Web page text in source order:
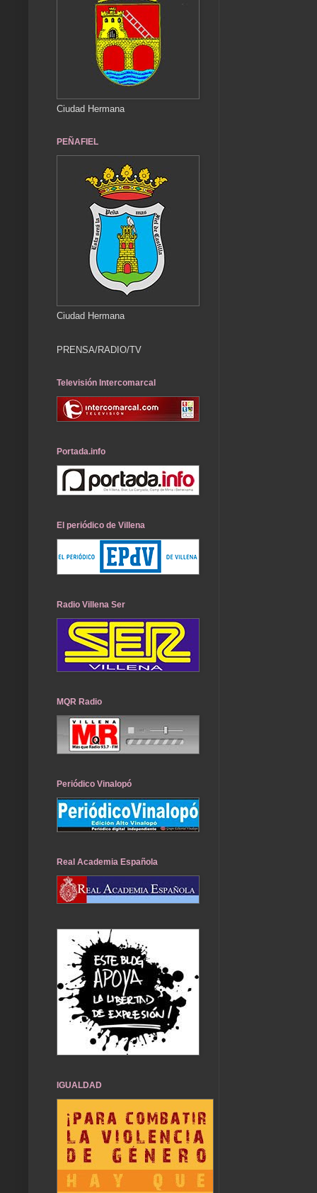
Ciudad Hermana
PEÑAFIEL
Ciudad Hermana
PRENSA/RADIO/TV
Televisión Intercomarcal
Portada.info
El periódico de Villena
Radio Villena Ser
MQR Radio
Periódico Vinalopó
Real Academia Española
IGUALDAD